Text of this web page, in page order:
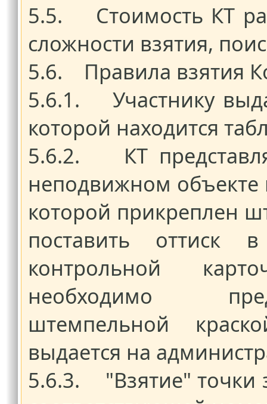
5.5. Стоимость КТ
сложности взятия,
5.6. Правила взятия
5.6.1. Участнику
которой находится
5.6.2. КТ
неподвижном объекте
которой прикреплен
поставить оттиск
контрольной
необходимо
штемпельной
выдается на
5.6.3. "Взятие" точки